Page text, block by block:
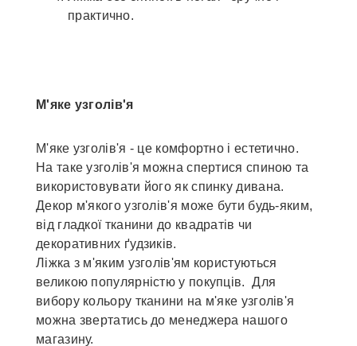
практично.
М'яке узголів'я
М'яке узголів'я - це комфортно і естетично.
На таке узголів'я можна спертися спиною та
використовувати його як спинку дивана.
Декор м'якого узголів'я може бути будь-яким,
від гладкої тканини до квадратів чи
декоративних ґудзиків.
Ліжка з м'яким узголів'ям користуються
великою популярністю у покупців. Для
вибору кольору тканини на м'яке узголів'я
можна звертатись до менеджера нашого
магазину.